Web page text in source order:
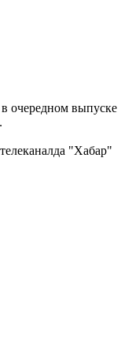
очередном выпуске
"Хабар"